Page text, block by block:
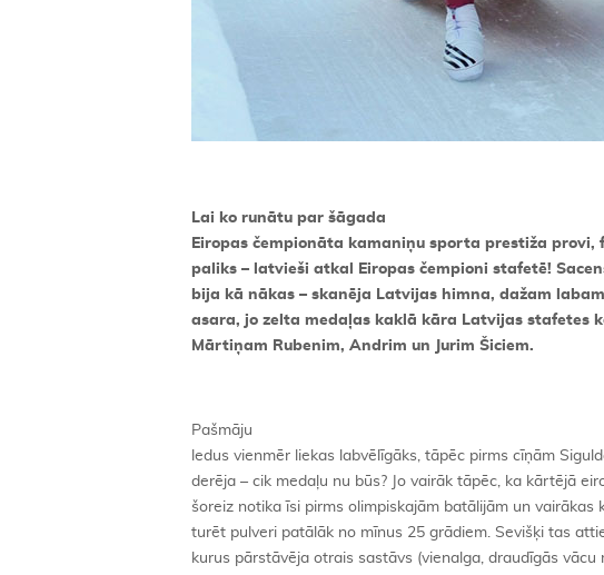
Lai ko runātu par šāgada
Eiropas čempionāta kamaniņu sporta prestiža provi,
paliks – latvieši atkal Eiropas čempioni stafetē!
bija kā nākas – skanēja Latvijas himna, dažam
asara, jo zelta medaļas kaklā kāra Latvijas stafetes
Mārtiņam Rubenim, Andrim un Jurim Šiciem.
Pašmāju
ledus vienmēr liekas labvēlīgāks, tāpēc pirms cīņām
derēja – cik medaļu nu būs? Jo vairāk tāpēc, ka kārtējā
šoreiz notika īsi pirms olimpiskajām batālijām un vairākas
turēt pulveri patālāk no mīnus 25 grādiem. Sevišķi tas
kurus pārstāvēja otrais sastāvs (vienalga, draudīgās vācu